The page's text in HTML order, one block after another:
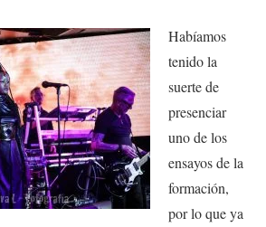
Habíamos
tenido la
suerte de
presenciar
uno de los
ensayos de la
formación,
por lo que ya